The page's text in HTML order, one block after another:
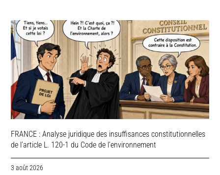
FRANCE : Analyse juridique des insuffisances constitutionnelles
de l’article L. 120-1 du Code de l’environnement
3 août 2026